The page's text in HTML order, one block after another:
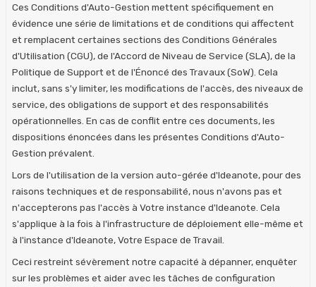
Ces Conditions d'Auto-Gestion mettent spécifiquement en
évidence une série de limitations et de conditions qui affectent
et remplacent certaines sections des Conditions Générales
d'Utilisation (CGU), de l'Accord de Niveau de Service (SLA), de la
Politique de Support et de l'Énoncé des Travaux (SoW). Cela
inclut, sans s'y limiter, les modifications de l'accès, des niveaux de
service, des obligations de support et des responsabilités
opérationnelles. En cas de conflit entre ces documents, les
dispositions énoncées dans les présentes Conditions d'Auto-
Gestion prévalent.
Lors de l'utilisation de la version auto-gérée d'Ideanote, pour des
raisons techniques et de responsabilité, nous n'avons pas et
n'accepterons pas l'accès à Votre instance d'Ideanote. Cela
s'applique à la fois à l'infrastructure de déploiement elle-même et
à l'instance d'Ideanote, Votre Espace de Travail.
Ceci restreint sévèrement notre capacité à dépanner, enquêter
sur les problèmes et aider avec les tâches de configuration